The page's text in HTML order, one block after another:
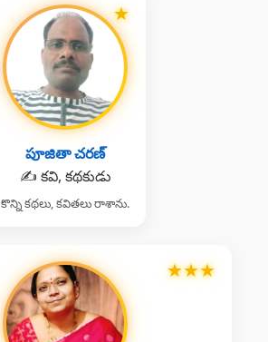
★
పూజితా చరణ్
✍️ కవి, కథకుడు
కొన్ని కథలు, కవితలు రాశాను.
★★★